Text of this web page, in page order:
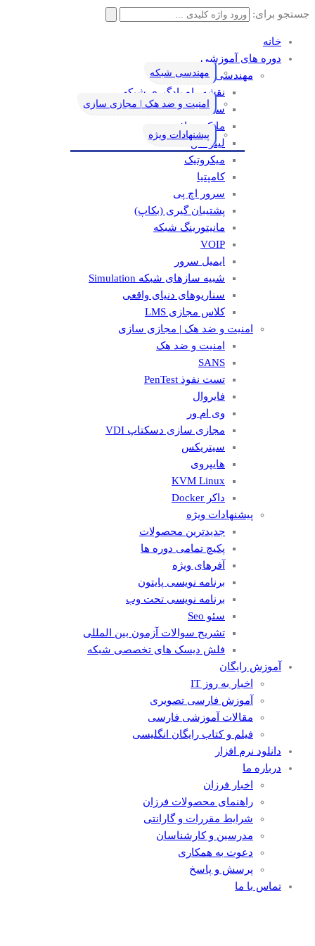
جستجو برای:
خانه
دوره های آموزشی
مهندسی شبکه
نقشه راه یادگیری شبکه
سیسکو
مایکروسافت
لینوکس
میکروتیک
کامپتیا
سرور اچ پی
پشتیبان گیری (بکاپ)
مانيتورينگ شبکه
VOIP
ایمیل سرور
شبیه سازهای شبکه Simulation
سناریوهای دنیای واقعی
کلاس مجازی LMS
امنیت و ضد هک | مجازی سازی
امنیت و ضد هک
SANS
تست نفوذ PenTest
فایروال
وی ام ور
مجازی سازی دسکتاپ VDI
سیتریکس
هایپروی
KVM Linux
داکر Docker
پیشنهادات ویژه
جدیدترین محصولات
پکیچ تمامی دوره ها
آفرهای ویژه
برنامه نویسی پایتون
برنامه نویسی تحت وب
سئو Seo
تشریح سوالات آزمون بین المللی
فلش دیسک های تخصصی شبکه
آموزش رایگان
اخبار به روز IT
آموزش فارسی تصویری
مقالات آموزشی فارسی
فیلم و کتاب رایگان انگلیسی
دانلود نرم افزار
درباره ما
اخبار فرزان
راهنمای محصولات فرزان
شرایط مقررات و گارانتی
مدرسین و کارشناسان
دعوت به همکاری
پرسش و پاسخ
تماس با ما
مهندسی شبکه
امنیت و ضد هک | مجازی سازی
پیشنهادات ویژه